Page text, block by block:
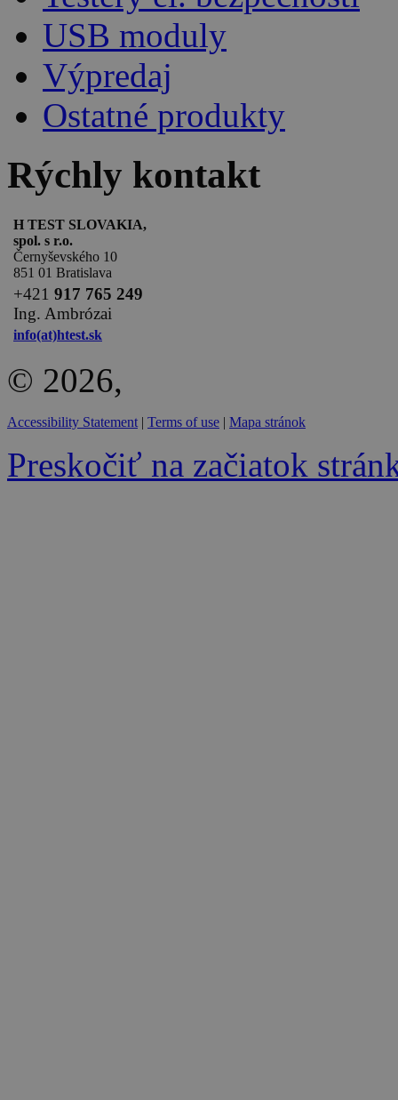
USB moduly
Výpredaj
Ostatné produkty
Rýchly kontakt
H TEST SLOVAKIA,
spol. s r.o.
Černyševského 10
851 01 Bratislava
+421 917 765 249
Ing. Ambrózai
info(at)htest.sk
© 2026,
Accessibility Statement | Terms of use | Mapa stránok
Preskočiť na začiatok